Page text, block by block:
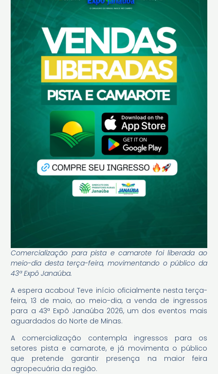
Comercialização para pista e camarote foi liberada ao
meio-dia desta terça-feira, movimentando o público da
43ª Expô Janaúba.
A espera acabou! Teve início oficialmente nesta terça-
feira, 13 de maio, ao meio-dia, a venda de ingressos
para a 43ª Expô Janaúba 2026, um dos eventos mais
aguardados do Norte de Minas.
A comercialização contempla ingressos para os
setores pista e camarote, e já movimenta o público
que pretende garantir presença na maior feira
agropecuária da região.